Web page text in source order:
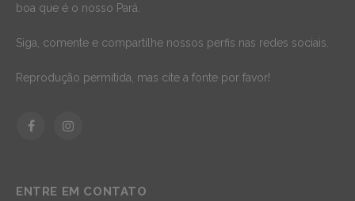
boa que é o nosso Pará.
Siga, comente e compartilhe nossos perfis nas redes sociais.
Reprodução permitida, mas cite a fonte por favor!
FacebookInstagram
ENTRE EM CONTATO